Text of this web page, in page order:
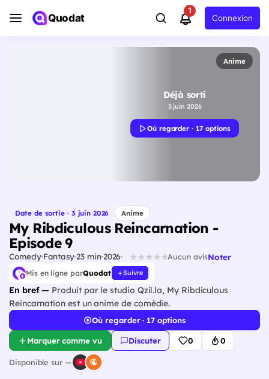
Quodat
1
Connexion
Anime
Déjà sorti
3 juin 2026
Où regarder · 17 options
Date de sortie · 3 juin 2026 Anime
My Ribdiculous Reincarnation -
Episode 9
ComedyFantasy 23 min 2026 Aucun avisNoter
Mis en ligne parQuodat Suivre
En bref — Produit par le studio Qzil.la, My Ribdiculous
Reincarnation est un anime de comédie.
Où regarder · 17 options
Marquer comme vu Discuter 0 0
Disponible sur —